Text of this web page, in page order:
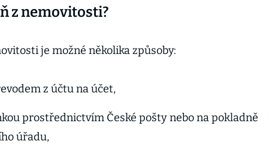
z nemovitosti?
je možné několika způsoby:
z účtu na účet,
prostřednictvím České pošty nebo na pokladně
úřadu,